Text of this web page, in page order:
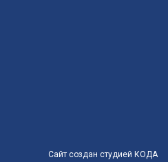
Сайт создан студией КОДА